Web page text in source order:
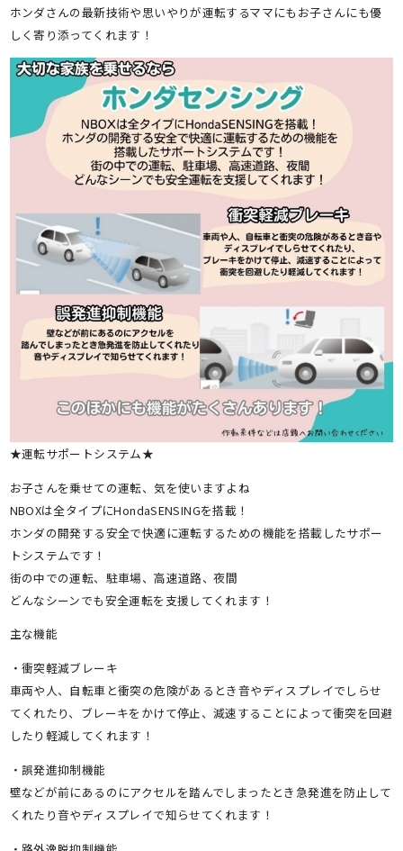
ホンダさんの最新技術や思いやりが運転するママにもお子さんにも優
しく寄り添ってくれます！
★運転サポートシステム★
お子さんを乗せての運転、気を使いますよね
NBOXは全タイプにHondaSENSINGを搭載！
ホンダの開発する安全で快適に運転するための機能を搭載したサポー
トシステムです！
街の中での運転、駐車場、高速道路、夜間
どんなシーンでも安全運転を支援してくれます！
主な機能
・衝突軽減ブレーキ
車両や人、自転車と衝突の危険があるとき音やディスプレイでしらせ
てくれたり、ブレーキをかけて停止、減速することによって衝突を回避
したり軽減してくれます！
・誤発進抑制機能
壁などが前にあるのにアクセルを踏んでしまったとき急発進を防止して
くれたり音やディスプレイで知らせてくれます！